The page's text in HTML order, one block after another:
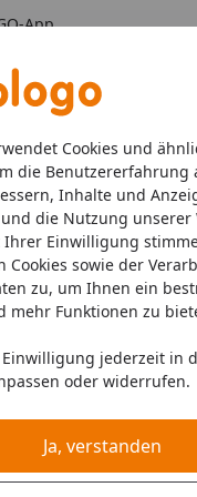
Cookies und
die Benutzererfahrung
Inhalte und
die Nutzung unserer
Einwilligung
Cookies sowie der
zu, um Ihnen ein
mehr Funktionen zu
jederzeit in
oder widerrufen.
Ja, verstanden
App
Aquarientechnik CO2
CO2 Taifun